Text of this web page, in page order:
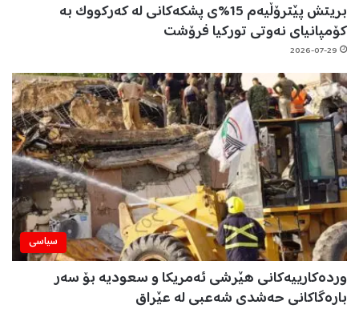
بریتش پێترۆڵیەم 15%ی پشکەکانی لە کەرکووک بە
کۆمپانیای نەوتی تورکیا فرۆشت
2026-07-29
سیاسی
وردەکارییەکانی هێرشی ئەمریکا و سعودیە بۆ سەر
بارەگاکانی حەشدی شەعبی لە عێراق